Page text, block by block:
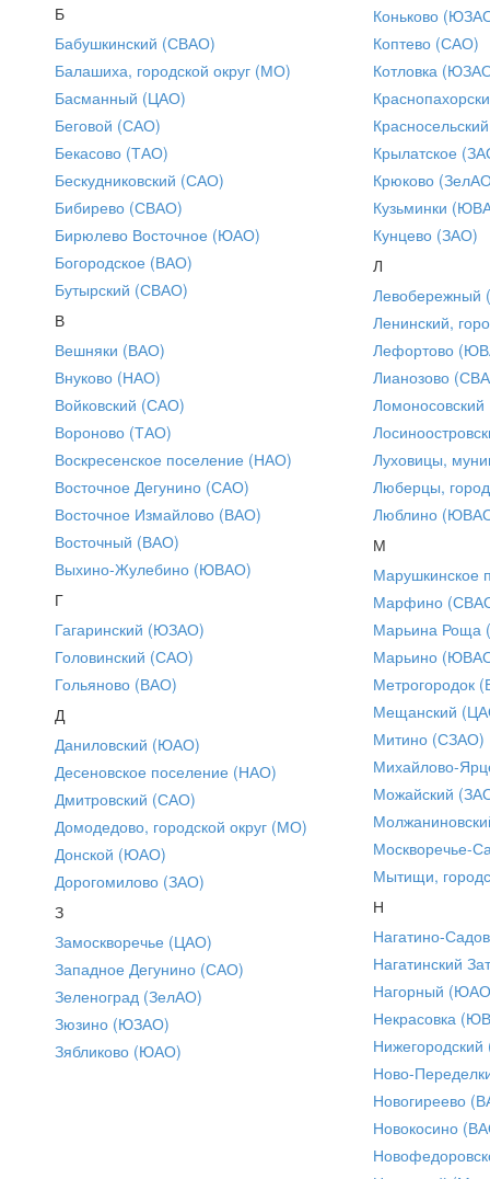
Б
Бабушкинский (СВАО)
Балашиха, городской округ (МО)
Басманный (ЦАО)
Беговой (САО)
Бекасово (ТАО)
Бескудниковский (САО)
Бибирево (СВАО)
Бирюлево Восточное (ЮАО)
Богородское (ВАО)
Бутырский (СВАО)
В
Вешняки (ВАО)
Внуково (НАО)
Войковский (САО)
Вороново (ТАО)
Воскресенское поселение (НАО)
Восточное Дегунино (САО)
Восточное Измайлово (ВАО)
Восточный (ВАО)
Выхино-Жулебино (ЮВАО)
Г
Гагаринский (ЮЗАО)
Головинский (САО)
Гольяново (ВАО)
Д
Даниловский (ЮАО)
Десеновское поселение (НАО)
Дмитровский (САО)
Домодедово, городской округ (МО)
Донской (ЮАО)
Дорогомилово (ЗАО)
З
Замоскворечье (ЦАО)
Западное Дегунино (САО)
Зеленоград (ЗелАО)
Зюзино (ЮЗАО)
Зябликово (ЮАО)
Коньково
Коптево (САО)
Котловка
Крылатское
Крюково
Кузьминки
Кунцево (ЗАО)
Л
Ленинский,
Лефортово
Лианозово
Луховицы,
Люберцы,
Люблино
М
Марушкинское
Марфино
Марьина Роща
Марьино
Метрогородок
Мещанский
Митино (СЗАО)
Михайлово-
Можайский
Москворечье-
Мытищи,
Н
Нагатино-
Нагатинский
Нагорный
Некрасовка
Ново-
Новогиреево
Новокосино